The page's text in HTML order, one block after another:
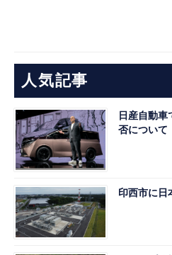
人気記事
日産自動
否について
印西市に日